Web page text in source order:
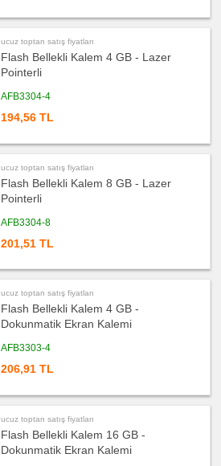
ucuz toptan satış fiyatları
Flash Bellekli Kalem 4 GB - Lazer
Pointerli
AFB3304-4
194,56 TL
ucuz toptan satış fiyatları
Flash Bellekli Kalem 8 GB - Lazer
Pointerli
AFB3304-8
201,51 TL
ucuz toptan satış fiyatları
Flash Bellekli Kalem 4 GB -
Dokunmatik Ekran Kalemi
AFB3303-4
206,91 TL
ucuz toptan satış fiyatları
Flash Bellekli Kalem 16 GB -
Dokunmatik Ekran Kalemi